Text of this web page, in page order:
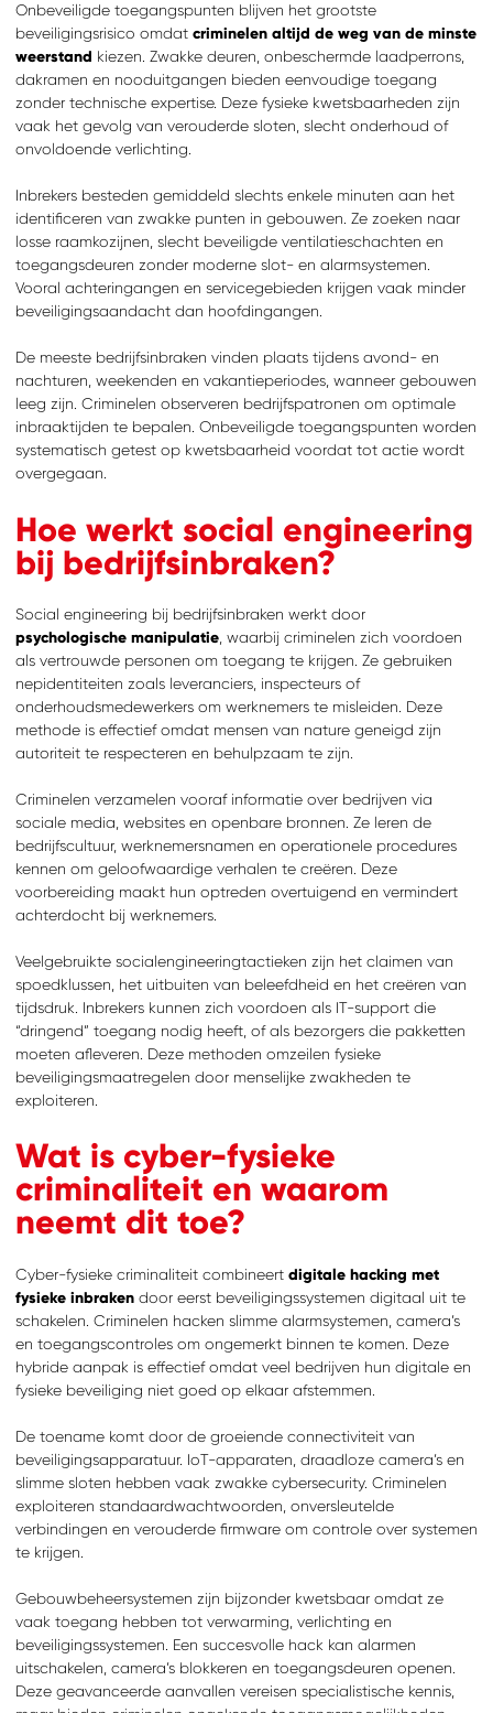
Onbeveiligde toegangspunten blijven het grootste
beveiligingsrisico omdat criminelen altijd de weg van de minste
weerstand kiezen. Zwakke deuren, onbeschermde laadperrons,
dakramen en nooduitgangen bieden eenvoudige toegang
zonder technische expertise. Deze fysieke kwetsbaarheden zijn
vaak het gevolg van verouderde sloten, slecht onderhoud of
onvoldoende verlichting.
Inbrekers besteden gemiddeld slechts enkele minuten aan het
identificeren van zwakke punten in gebouwen. Ze zoeken naar
losse raamkozijnen, slecht beveiligde ventilatieschachten en
toegangsdeuren zonder moderne slot- en alarmsystemen.
Vooral achteringangen en servicegebieden krijgen vaak minder
beveiligingsaandacht dan hoofdingangen.
De meeste bedrijfsinbraken vinden plaats tijdens avond- en
nachturen, weekenden en vakantieperiodes, wanneer gebouwen
leeg zijn. Criminelen observeren bedrijfspatronen om optimale
inbraaktijden te bepalen. Onbeveiligde toegangspunten worden
systematisch getest op kwetsbaarheid voordat tot actie wordt
overgegaan.
Hoe werkt social engineering
bij bedrijfsinbraken?
Social engineering bij bedrijfsinbraken werkt door
psychologische manipulatie , waarbij criminelen zich voordoen
als vertrouwde personen om toegang te krijgen. Ze gebruiken
nepidentiteiten zoals leveranciers, inspecteurs of
onderhoudsmedewerkers om werknemers te misleiden. Deze
methode is effectief omdat mensen van nature geneigd zijn
autoriteit te respecteren en behulpzaam te zijn.
Criminelen verzamelen vooraf informatie over bedrijven via
sociale media, websites en openbare bronnen. Ze leren de
bedrijfscultuur, werknemersnamen en operationele procedures
kennen om geloofwaardige verhalen te creëren. Deze
voorbereiding maakt hun optreden overtuigend en vermindert
achterdocht bij werknemers.
Veelgebruikte socialengineeringtactieken zijn het claimen van
spoedklussen, het uitbuiten van beleefdheid en het creëren van
tijdsdruk. Inbrekers kunnen zich voordoen als IT-support die
“dringend” toegang nodig heeft, of als bezorgers die pakketten
moeten afleveren. Deze methoden omzeilen fysieke
beveiligingsmaatregelen door menselijke zwakheden te
exploiteren.
Wat is cyber-fysieke
criminaliteit en waarom
neemt dit toe?
Cyber-fysieke criminaliteit combineert digitale hacking met
fysieke inbraken door eerst beveiligingssystemen digitaal uit te
schakelen. Criminelen hacken slimme alarmsystemen, camera’s
en toegangscontroles om ongemerkt binnen te komen. Deze
hybride aanpak is effectief omdat veel bedrijven hun digitale en
fysieke beveiliging niet goed op elkaar afstemmen.
De toename komt door de groeiende connectiviteit van
beveiligingsapparatuur. IoT-apparaten, draadloze camera’s en
slimme sloten hebben vaak zwakke cybersecurity. Criminelen
exploiteren standaardwachtwoorden, onversleutelde
verbindingen en verouderde firmware om controle over systemen
te krijgen.
Gebouwbeheersystemen zijn bijzonder kwetsbaar omdat ze
vaak toegang hebben tot verwarming, verlichting en
beveiligingssystemen. Een succesvolle hack kan alarmen
uitschakelen, camera’s blokkeren en toegangsdeuren openen.
Deze geavanceerde aanvallen vereisen specialistische kennis,